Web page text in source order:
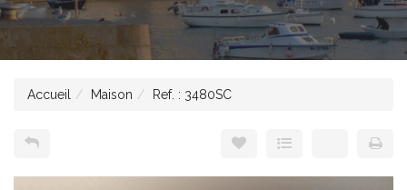
Vendre
Gérance
Nos agences
Accueil Maison Ref. : 3480SC